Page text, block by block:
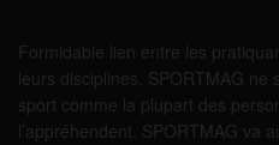
Formidable lien entre les
leurs disciplines, SPORTMAG ne
sport comme la plupart des
l’appréhendent. SPORTMAG va